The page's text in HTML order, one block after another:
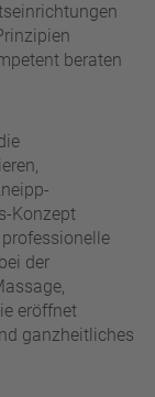
beraten
Konzept
der
eröffnet
ganzheitliches